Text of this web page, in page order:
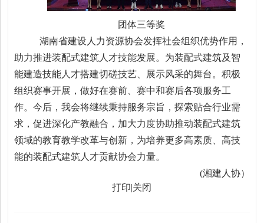
团体三等奖
湖南省建设人力资源协会发挥社会组织优势作用，
助力推进装配式建筑人才技能发展。为装配式建筑及智
能建造技能人才搭建切磋技艺、展示风采的舞台。积极
组织赛事开展，做好在赛前、赛中和赛后各项服务工
作。今后，我会将继续秉持服务宗旨，探索贴合行业需
求，促进深化产教融合，加大力度协助推动装配式建筑
领域的教育教学改革与创新，为培养更多高素质、高技
能的装配式建筑人才贡献协会力量。
(湘建人协）
打印|关闭